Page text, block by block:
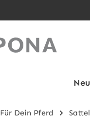
Für Dein Pferd